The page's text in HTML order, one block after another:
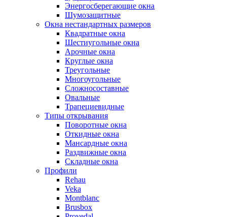
Энергосберегающие окна
Шумозащитные
Окна нестандартных размеров
Квадратные окна
Шестиугольные окна
Арочные окна
Круглые окна
Треугольные
Многоугольные
Сложносоставные
Овальные
Трапециевидные
Типы открывания
Поворотные окна
Откидные окна
Мансардные окна
Раздвижные окна
Складные окна
Профили
Rehau
Veka
Montblanc
Brusbox